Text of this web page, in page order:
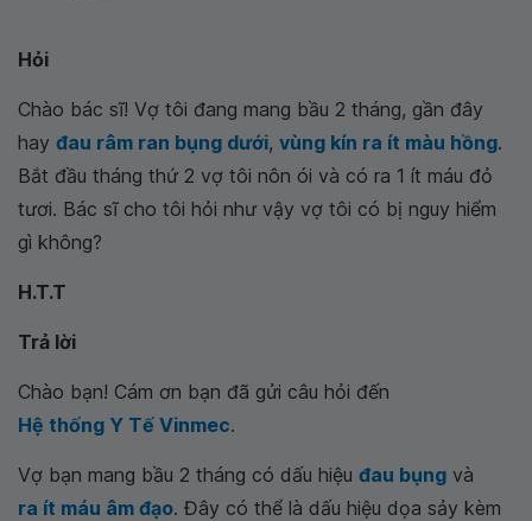
Hỏi
Chào bác sĩ! Vợ tôi đang mang bầu 2 tháng, gần đây
hay đau râm ran bụng dưới, vùng kín ra ít màu hồng.
Bắt đầu tháng thứ 2 vợ tôi nôn ói và có ra 1 ít máu đỏ
tươi. Bác sĩ cho tôi hỏi như vậy vợ tôi có bị nguy hiểm
gì không?
H.T.T
Trả lời
Chào bạn! Cám ơn bạn đã gửi câu hỏi đến
Hệ thống Y Tế Vinmec.
Vợ bạn mang bầu 2 tháng có dấu hiệu đau bụng và
ra ít máu âm đạo. Đây có thể là dấu hiệu dọa sảy kèm